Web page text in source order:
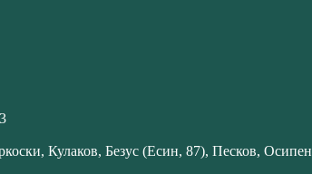
Кулаков, Безус (Есин, 87), Песков,